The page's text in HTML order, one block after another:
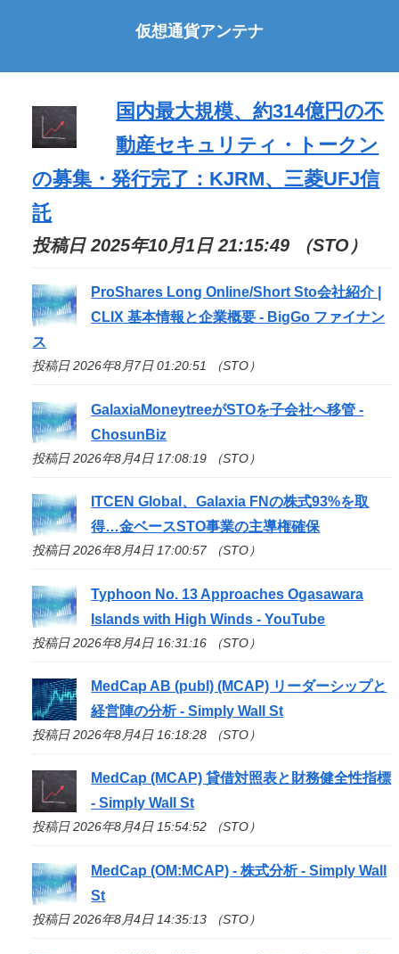
仮想通貨アンテナ
国内最大規模、約314億円の不
動産セキュリティ・トークン
の募集・発行完了：KJRM、三菱UFJ信
託
投稿日 2025年10月1日 21:15:49 （STO）
ProShares Long Online/ShortSto会社紹介 |
CLIX 基本情報と企業概要 - BigGo ファイナン
ス
投稿日 2026年8月7日 01:20:51 （STO）
GalaxiaMoneytreeがSTOを子会社へ移管 -
ChosunBiz
投稿日 2026年8月4日 17:08:19 （STO）
ITCEN Global、Galaxia FNの株式93%を取
得…金ベースSTO事業の主導権確保
投稿日 2026年8月4日 17:00:57 （STO）
Typhoon No. 13 Approaches Ogasawara
Islands with High Winds - YouTube
投稿日 2026年8月4日 16:31:16 （STO）
MedCap AB (publ) (MCAP) リーダーシップと
経営陣の分析 - Simply Wall St
投稿日 2026年8月4日 16:18:28 （STO）
MedCap (MCAP) 貸借対照表と財務健全性指標
- Simply Wall St
投稿日 2026年8月4日 15:54:52 （STO）
MedCap (OM:MCAP) - 株式分析 - Simply Wall
St
投稿日 2026年8月4日 14:35:13 （STO）